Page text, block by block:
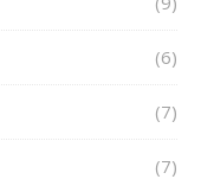
(6)
(7)
(7)